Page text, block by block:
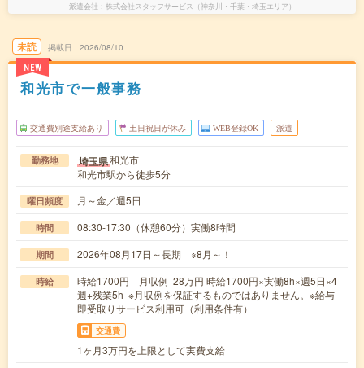
派遣会社 株式会社スタッフサービス（神奈川・千葉・埼玉エリア）
未読
NEW
掲載日 2026/08/10
和光市で一般事務
交通費別途支給あり 土日祝日が休み WEB登録OK 派遣
勤務地 埼玉県和光市
和光市駅から徒歩5分
曜日頻度 月～金／週5日
時間 08:30-17:30（休憩60分）実働8時間
期間 2026年08月17日～長期 ※8月～！
時給
時給1700円 月収例 28万円 時給1700円×実働8h×週5日×4
週+残業5h ※月収例を保証するものではありません。※給与
即受取りサービス利用可（利用条件有）
交通費
1ヶ月3万円を上限として実費支給